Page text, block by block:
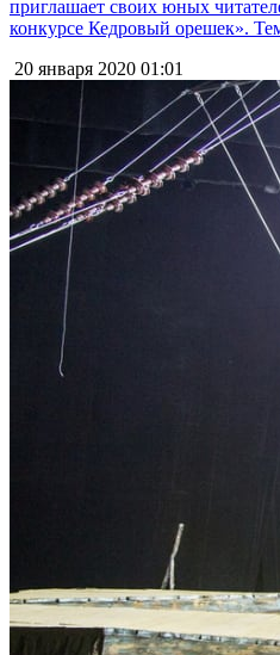
приглашает своих юных
конкурсе Кедровый орешек».
20 января 2020 01:01